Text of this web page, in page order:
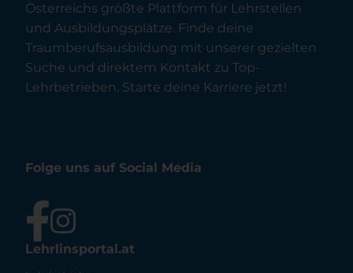
Österreichs größte Plattform für Lehrstellen
und Ausbildungsplätze. Finde deine
Traumberufsausbildung mit unserer gezielten
Suche und direktem Kontakt zu Top-
Lehrbetrieben. Starte deine Karriere jetzt!
Folge uns auf Social Media
Lehrlinsportal.at